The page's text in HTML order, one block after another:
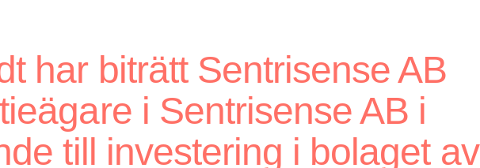
har biträtt Sentrisense AB
i Sentrisense AB i
till investering i bolaget av